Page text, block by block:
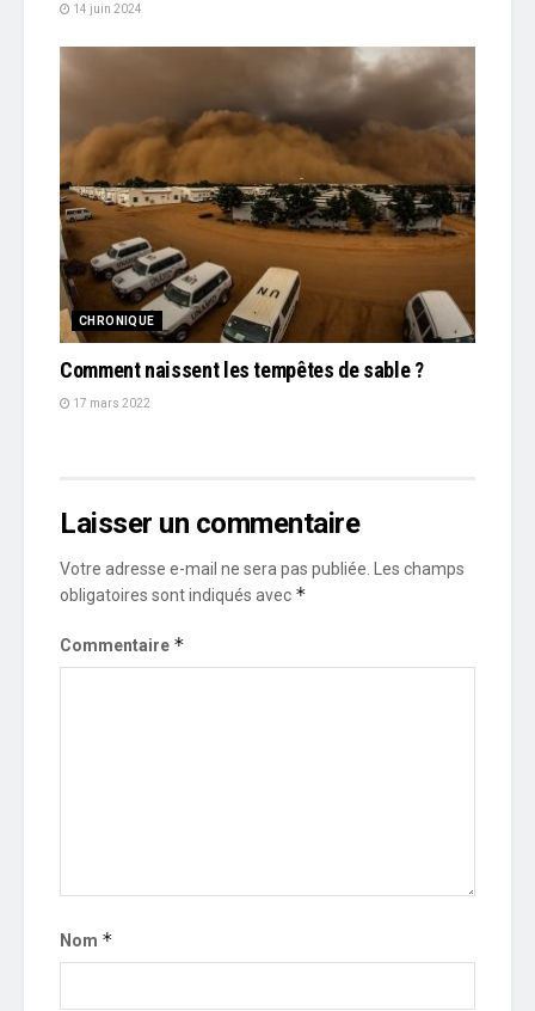
14 juin 2024
CHRONIQUE
Comment naissent les tempêtes de sable ?
17 mars 2022
Laisser un commentaire
Votre adresse e-mail ne sera pas publiée. Les champs
obligatoires sont indiqués avec *
Commentaire *
Nom *